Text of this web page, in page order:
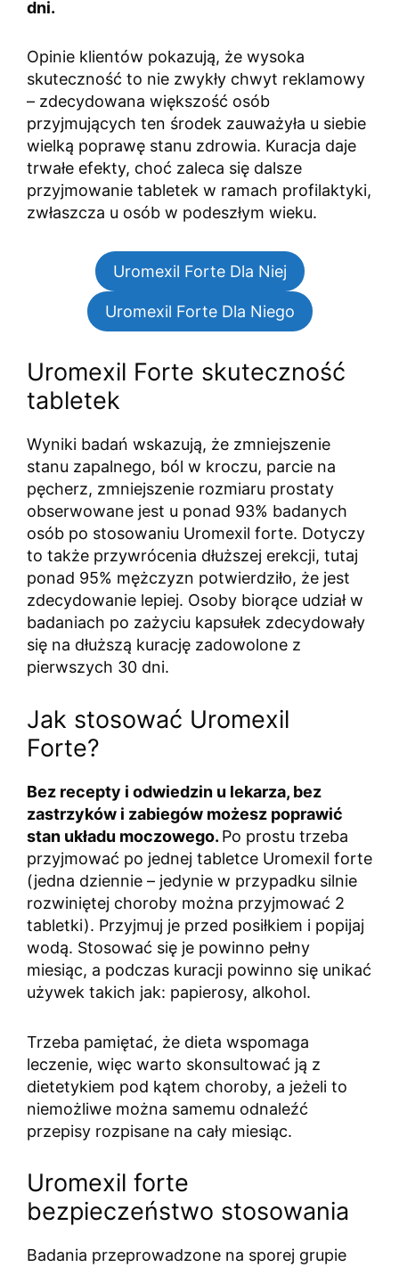
dni.
Opinie klientów pokazują, że wysoka
skuteczność to nie zwykły chwyt reklamowy
– zdecydowana większość osób
przyjmujących ten środek zauważyła u siebie
wielką poprawę stanu zdrowia. Kuracja daje
trwałe efekty, choć zaleca się dalsze
przyjmowanie tabletek w ramach profilaktyki,
zwłaszcza u osób w podeszłym wieku.
Uromexil Forte Dla Niej
Uromexil Forte Dla Niego
Uromexil Forte skuteczność
tabletek
Wyniki badań wskazują, że zmniejszenie
stanu zapalnego, ból w kroczu, parcie na
pęcherz, zmniejszenie rozmiaru prostaty
obserwowane jest u ponad 93% badanych
osób po stosowaniu Uromexil forte. Dotyczy
to także przywrócenia dłuższej erekcji, tutaj
ponad 95% mężczyzn potwierdziło, że jest
zdecydowanie lepiej. Osoby biorące udział w
badaniach po zażyciu kapsułek zdecydowały
się na dłuższą kurację zadowolone z
pierwszych 30 dni.
Jak stosować Uromexil
Forte?
Bez recepty i odwiedzin u lekarza, bez
zastrzyków i zabiegów możesz poprawić
stan układu moczowego. Po prostu trzeba
przyjmować po jednej tabletce Uromexil forte
(jedna dziennie – jedynie w przypadku silnie
rozwiniętej choroby można przyjmować 2
tabletki). Przyjmuj je przed posiłkiem i popijaj
wodą. Stosować się je powinno pełny
miesiąc, a podczas kuracji powinno się unikać
używek takich jak: papierosy, alkohol.
Trzeba pamiętać, że dieta wspomaga
leczenie, więc warto skonsultować ją z
dietetykiem pod kątem choroby, a jeżeli to
niemożliwe można samemu odnaleźć
przepisy rozpisane na cały miesiąc.
Uromexil forte
bezpieczeństwo stosowania
Badania przeprowadzone na sporej grupie